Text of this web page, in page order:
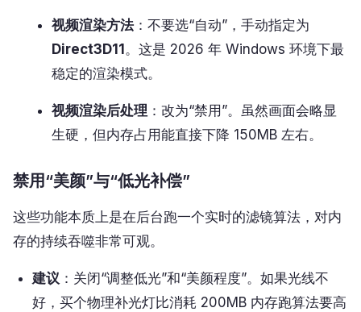
视频渲染方法：不要选“自动”，手动指定为
Direct3D11。这是 2026 年 Windows 环境下最
稳定的渲染模式。
视频渲染后处理 ：改为“禁用”。虽然画面会略显
生硬，但内存占用能直接下降 150MB 左右。
禁用“美颜”与“低光补偿”
这些功能本质上是在后台跑一个实时的滤镜算法，对内
存的持续吞噬非常可观。
建议 ：关闭“调整低光”和“美颜程度”。如果光线不
好，买个物理补光灯比消耗 200MB 内存跑算法要高